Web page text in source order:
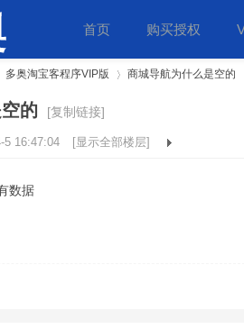
首页 购买授权
多奥淘宝客程序VIP版
›
商城导航为什么是空的
的 [复制链接]
5 16:47:04 [显示全部楼层]
数据